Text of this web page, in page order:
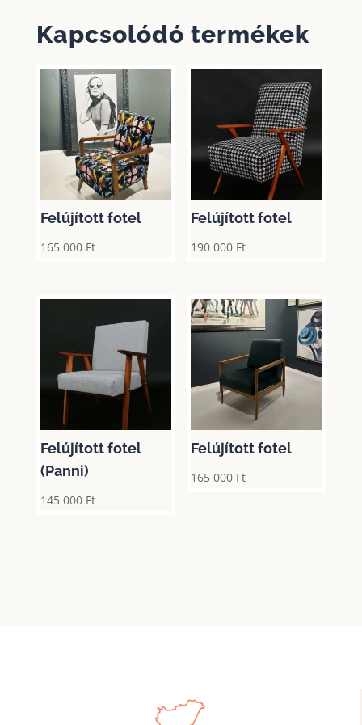
Kapcsolódó termékek
Felújított fotel
165 000 Ft
Felújított fotel
190 000 Ft
Felújított fotel
(Panni)
145 000 Ft
Felújított fotel
165 000 Ft